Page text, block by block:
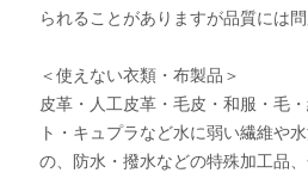
られることがありますが品質には問
＜使えない衣類・布製品＞
皮革・人工皮革・毛皮・和服・毛
ト・キュプラなど水に弱い繊維や
の、防水・撥水などの特殊加工品